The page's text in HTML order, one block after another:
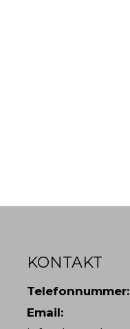
KONTAKT
Telefonnummer:
Email: